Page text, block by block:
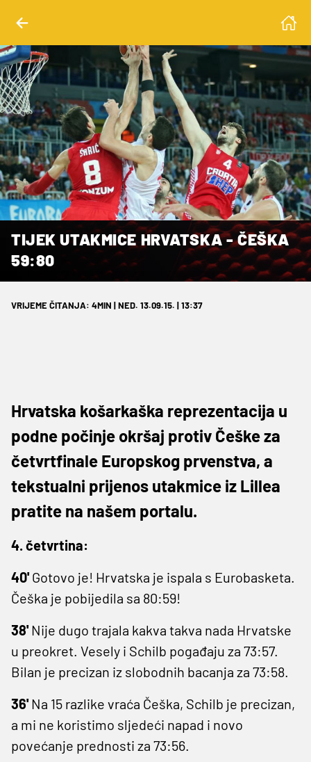
TIJEK UTAKMICE HRVATSKA - ČEŠKA
59:80
VRIJEME ČITANJA: 4MIN | NED. 13.09.15. | 13:37
Hrvatska košarkaška reprezentacija u
podne počinje okršaj protiv Češke za
četvrtfinale Europskog prvenstva, a
tekstualni prijenos utakmice iz Lillea
pratite na našem portalu.
4. četvrtina:
40' Gotovo je! Hrvatska je ispala s Eurobasketa.
Češka je pobijedila sa 80:59!
38' Nije dugo trajala kakva takva nada Hrvatske
u preokret. Vesely i Schilb pogađaju za 73:57.
Bilan je precizan iz slobodnih bacanja za 73:58.
36' Na 15 razlike vraća Češka, Schilb je precizan,
a mi ne koristimo sljedeći napad i novo
povećanje prednosti za 73:56.